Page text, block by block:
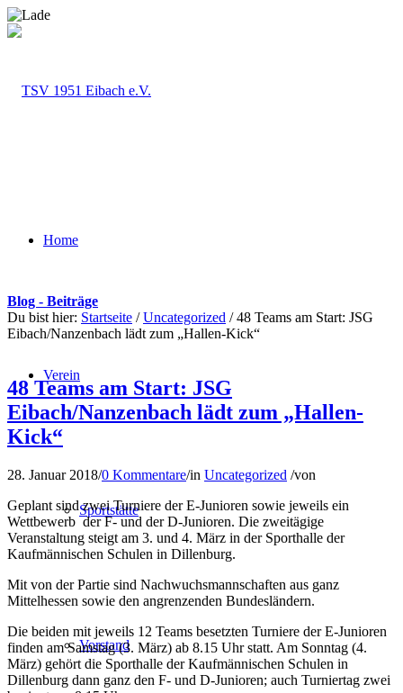
Home
Verein
Sportstätte
Vorstand
Blog - Beiträge
Du bist hier: Startseite / Uncategorized / 48 Teams am Start: JSG
Eibach/Nanzenbach lädt zum „Hallen-Kick“
48 Teams am Start: JSG
Eibach/Nanzenbach lädt zum „Hallen-
Kick“
28. Januar 2018/0 Kommentare/in Uncategorized /von
Geplant sind zwei Turniere der E-Junioren sowie jeweils ein
Wettbewerb der F- und der D-Junioren. Die zweitägige
Veranstaltung steigt am 3. und 4. März in der Sporthalle der
Kaufmännischen Schulen in Dillenburg.
Mit von der Partie sind Nachwuchsmannschaften aus ganz
Mittelhessen sowie den angrenzenden Bundesländern.
Die beiden mit jeweils 12 Teams besetzten Turniere der E-Junioren
finden am Samstag (3. März) ab 8.15 Uhr statt. Am Sonntag (4.
März) gehört die Sporthalle der Kaufmännischen Schulen in
Dillenburg dann ganz den F- und D-Junioren; auch Turniertag zwei